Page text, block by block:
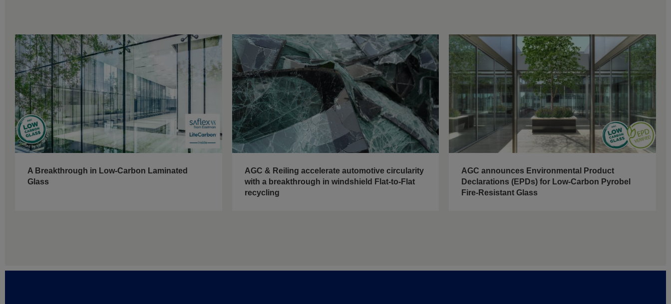
A Breakthrough in Low-Carbon Laminated
Glass
AGC & Reiling accelerate automotive circularity
with a breakthrough in windshield Flat-to-Flat
recycling
AGC announces Environmental Product
Declarations (EPDs) for Low-Carbon Pyrobel
Fire-Resistant Glass